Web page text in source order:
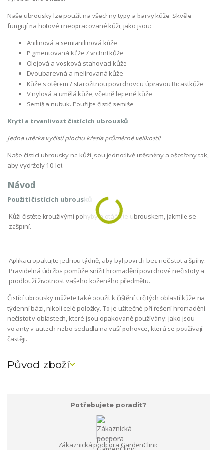
Naše ubrousky lze použít na všechny typy a barvy kůže. Skvěle
fungují na hotové i neopracované kůži, jako jsou:
Anilinová a semianilinová kůže
Pigmentovaná kůže / vrchní kůže
Olejová a vosková stahovací kůže
Dvoubarevná a melírovaná kůže
Kůže s otěrem / starožitnou povrchovou úpravou Bicastkůže
Vinylová a umělá kůže, včetně lepené kůže
Semiš a nubuk. Použijte čistič semiše
Krytí a trvanlivost čistících ubrousků
Jedna utěrka vyčistí plochu křesla průměrné velikosti!
Naše čisticí ubrousky na kůži jsou jednotlivě utěsněny a ošetřeny tak,
aby vydržely 10 let.
Návod
Použití čistících ubrousků
Kůži čistěte krouživými pohyby a otáčejte ubrouskem, jakmile se
zašpiní.
Aplikaci opakujte jednou týdně, aby byl povrch bez nečistot a špíny.
Pravidelná údržba pomůže snížit hromadění povrchové nečistoty a
prodlouží životnost vašeho koženého předmětu.
Čistící ubrousky můžete také použít k čištění určitých oblastí kůže na
týdenní bázi, nikoli celé položky. To je užitečné při řešení hromadění
nečistot v oblastech, které jsou opakovaně používány: jako jsou
volanty v autech nebo sedadla na vaší pohovce, která se používají
častěji.
Původ zboží
Potřebujete poradit?
Zákaznická podpora GardenClinic